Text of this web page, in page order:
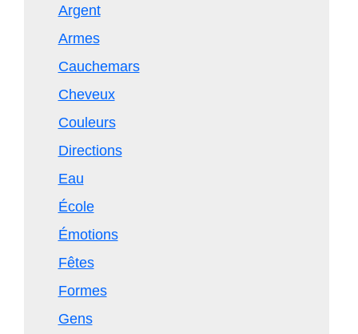
Argent
Armes
Cauchemars
Cheveux
Couleurs
Directions
Eau
École
Émotions
Fêtes
Formes
Gens